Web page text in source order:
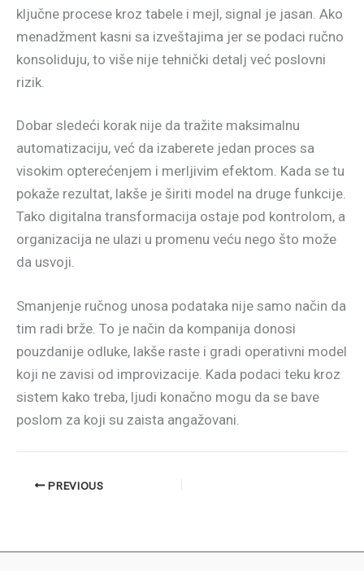
ključne procese kroz tabele i mejl, signal je jasan. Ako
menadžment kasni sa izveštajima jer se podaci ručno
konsoliduju, to više nije tehnički detalj već poslovni
rizik.
Dobar sledeći korak nije da tražite maksimalnu
automatizaciju, već da izaberete jedan proces sa
visokim opterećenjem i merljivim efektom. Kada se tu
pokaže rezultat, lakše je širiti model na druge funkcije.
Tako digitalna transformacija ostaje pod kontrolom, a
organizacija ne ulazi u promenu veću nego što može
da usvoji.
Smanjenje ručnog unosa podataka nije samo način da
tim radi brže. To je način da kompanija donosi
pouzdanije odluke, lakše raste i gradi operativni model
koji ne zavisi od improvizacije. Kada podaci teku kroz
sistem kako treba, ljudi konačno mogu da se bave
poslom za koji su zaista angažovani.
PREVIOUS